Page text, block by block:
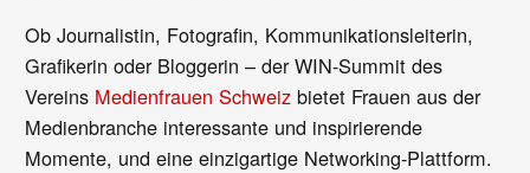
Ob Journalistin, Fotografin, Kommunikationsleiterin,
Grafikerin oder Bloggerin – der WIN-Summit des
Vereins Medienfrauen Schweiz bietet Frauen aus der
Medienbranche interessante und inspirierende
Momente, und eine einzigartige Networking-Plattform.